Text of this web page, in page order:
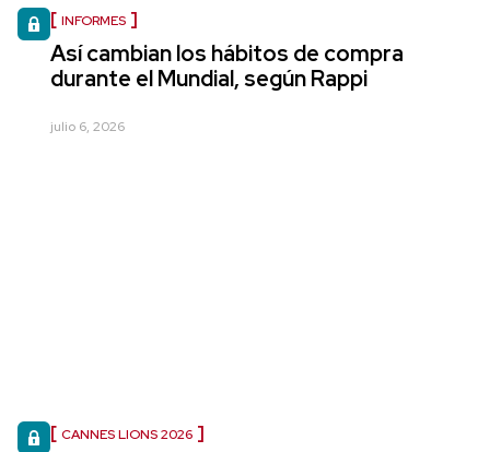
INFORMES
Así cambian los hábitos de compra
durante el Mundial, según Rappi
julio 6, 2026
CANNES LIONS 2026